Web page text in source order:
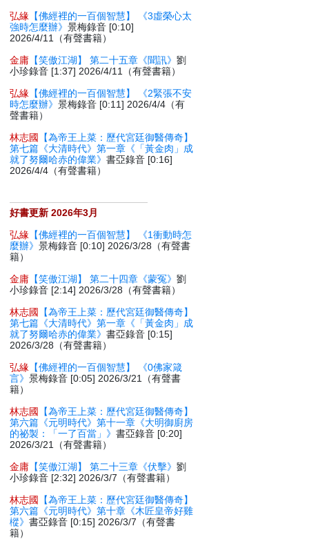
弘緣 【佛經裡的一百個智慧】 《3虛榮心太
強時怎麼辦》景梅錄音 [0:10]
2026/4/11（有聲書籍）
金庸 【笑傲江湖】 第二十五章《聞訊》劉
小珍錄音 [1:37] 2026/4/11（有聲書籍）
弘緣 【佛經裡的一百個智慧】 《2緊張不安
時怎麼辦》景梅錄音 [0:11] 2026/4/4（有
聲書籍）
林志國
【為帝王上菜：歷代宮廷御醫傳奇】
第七篇《大清時代》第一章《「黃金肉」成
就了努爾哈赤的偉業》書亞錄音 [0:16]
2026/4/4（有聲書籍）
好書更新 2026年3月
弘緣 【佛經裡的一百個智慧】 《1衝動時怎
麼辦》景梅錄音 [0:10] 2026/3/28（有聲書
籍）
金庸 【笑傲江湖】 第二十四章《蒙冤》劉
小珍錄音 [2:14] 2026/3/28（有聲書籍）
林志國
【為帝王上菜：歷代宮廷御醫傳奇】
第七篇《大清時代》第一章《「黃金肉」成
就了努爾哈赤的偉業》書亞錄音 [0:15]
2026/3/28（有聲書籍）
弘緣 【佛經裡的一百個智慧】 《0佛家箴
言》景梅錄音 [0:05] 2026/3/21（有聲書
籍）
林志國
【為帝王上菜：歷代宮廷御醫傳奇】
第六篇《元明時代》第十一章《大明御廚房
的祕製：「一了百當」》書亞錄音 [0:20]
2026/3/21（有聲書籍）
金庸 【笑傲江湖】 第二十三章《伏擊》劉
小珍錄音 [2:32] 2026/3/7（有聲書籍）
林志國
【為帝王上菜：歷代宮廷御醫傳奇】
第六篇《元明時代》第十章《木匠皇帝好雞
樅》書亞錄音 [0:15] 2026/3/7（有聲書
籍）